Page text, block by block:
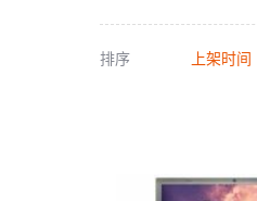
排序 上架时间